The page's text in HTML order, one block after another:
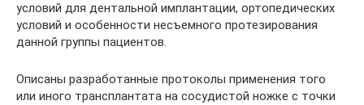
условий для дентальной имплантации, ортопедических
условий и особенности несъемного протезирования
данной группы пациентов.
Описаны разработанные протоколы применения того
или иного трансплантата на сосудистой ножке с точки